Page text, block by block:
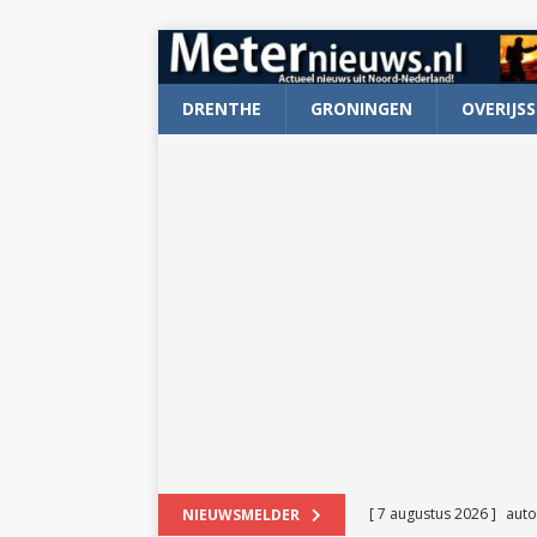
DRENTHE GRONINGEN
NIEUWSMELDER [ 7 augustus 2026 ]